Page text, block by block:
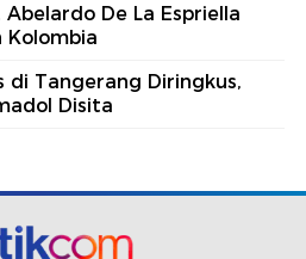
De La Espriella
Kolombia
di Tangerang Diringkus,
Disita